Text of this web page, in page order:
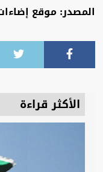
المصدر: موقع
الأكثر قراءة